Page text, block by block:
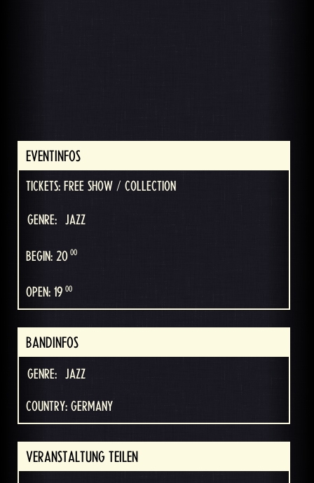
EVENTINFOS
TICKETS: FREE SHOW / COLLECTION
GENRE: JAZZ
BEGIN: 20 00
OPEN: 19 00
BANDINFOS
GENRE: JAZZ
COUNTRY: GERMANY
VERANSTALTUNG TEILEN